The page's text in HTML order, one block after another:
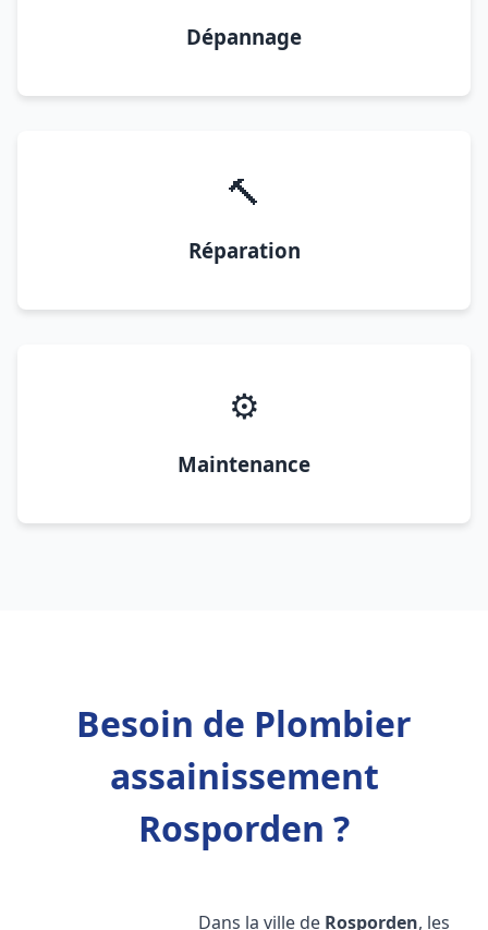
Dépannage
🔨
Réparation
⚙️
Maintenance
Besoin de Plombier
assainissement
Rosporden ?
Dans la ville de Rosporden, les